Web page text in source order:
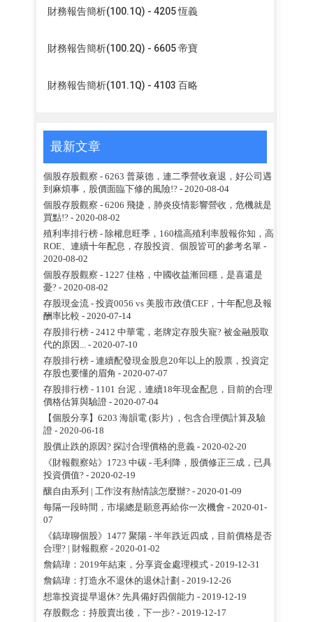
財務報告簡析(100.1Q) - 4205 恆義
財務報告簡析(100.2Q) - 6605 帝寶
財務報告簡析(101.1Q) - 4103 百略
最新文章
個股存股觀察 - 6263 普萊德，連二季營收衰退，好公司遇
到麻煩事，股價面臨下修的風險!?- 2020-08-04
個股存股觀察 - 6206 飛捷，肺炎疫情影響營收，危機就是
買點!? - 2020-08-02
殖利率排行榜 - 除權息旺季，160檔高殖利率股報你知，高
ROE、連續十年配息，存股投資、個股皆可的參考名單-
2020-08-02
個股存股觀察 - 1227 佳格，中國收益漸回穩，是喜還是
憂?- 2020-08-02
存股現金流 - 投資0056 vs 美股市政債CEF，十年配息及報
酬率比較 - 2020-07-14
存股排行榜 - 2412 中華電，老牌定存股失寵? 被金融股取
代的原因...
- 2020-07-10
存股排行榜 - 連續配發現金股息20年以上的股票，投資定
存股也要懂的眉角 - 2020-07-07
存股排行榜 - 1101 台泥，連續18年現金配息，目前的合理
價格估算與驗證- 2020-07-04
【個股分享】6203 海韻電 (影片) ，包含合理價計算及驗
證- 2020-06-18
股價止跌的原因? 探討合理價格的意義- 2020-02-20
《財報觀察站》1723 中碳 - 毛利降，股價修正三成，已具
投資價值?- 2020-02-19
釀自由系列 | 工作沒有熱情該怎麼辦?- 2020-01-09
每隔一段時間，市場總是願意再給你一次機會 - 2020-01-
07
《鎬瑋聊個股》1477 聚陽 - 半年跌近四成，目前價格是否
合理? | 財報觀察 - 2020-01-02
詹鎬瑋：2019年結束，分享資金處理模式- 2019-12-31
詹鎬瑋：打造永不退休的退休計劃 - 2019-12-26
想靠投資提早退休? 先具備好四個能力 - 2019-12-19
存股觀念：持股賣出後，下一步?- 2019-12-17